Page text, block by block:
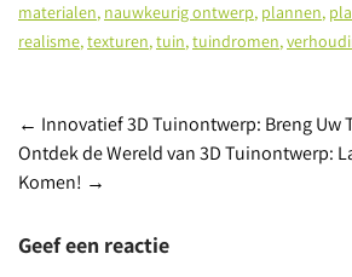
materialen, nauwkeurig ontwerp, plannen,
realisme,texturen,tuin,tuindromen,
Post
navigation
← Innovatief 3D Tuinontwerp: Breng Uw
Ontdek de Wereld van 3D Tuinontwerp:
Komen! →
Geef een reactie